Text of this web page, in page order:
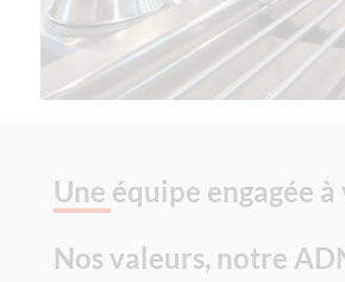
Une équipe engagée à
Nos valeurs, notre